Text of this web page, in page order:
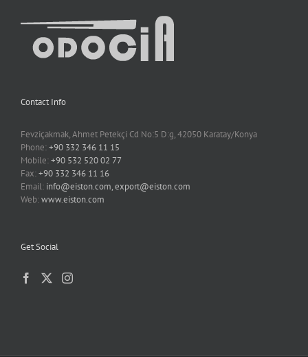
Contact Info
Fevziçakmak, Ahmet Petekçi Cd No:5 D:g, 42050 Karatay/Konya
Phone:+90 332 346 11 15
Mobile:+90 532 520 02 77
Fax:+90 332 346 11 16
Email: info@eiston.com, export@eiston.com
Web:www.eiston.com
Get Social